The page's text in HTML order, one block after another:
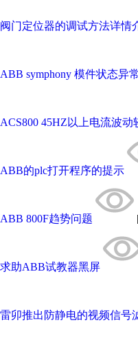
阀门定位器的调试方法详情
ABB symphony 模件状态异常
ACS800 45HZ以上电流波动
ABB的plc打开程序的提示
ABB 800F趋势问题
求助ABB试教器黑屏
雷卯推出防静电的视频信号